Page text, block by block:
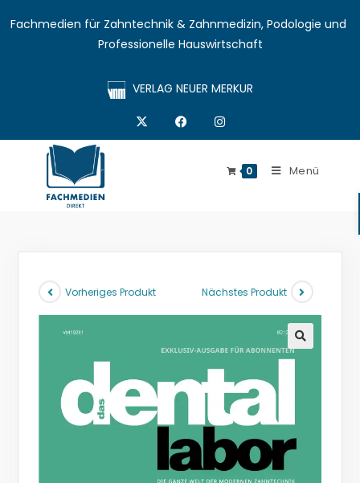
Fachmedien für Zahntechnik & Zahnmedizin, Podologie und
Professionelle Hauswirtschaft
VERLAG NEUER MERKUR
0 Menü
Vorheriges Produkt Nächstes Produkt
🔍